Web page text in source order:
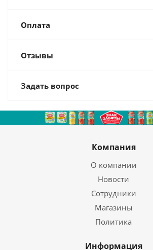
Оплата
Отзывы
Задать вопрос
Компания
О компании
Новости
Сотрудники
Магазины
Политика
Информация